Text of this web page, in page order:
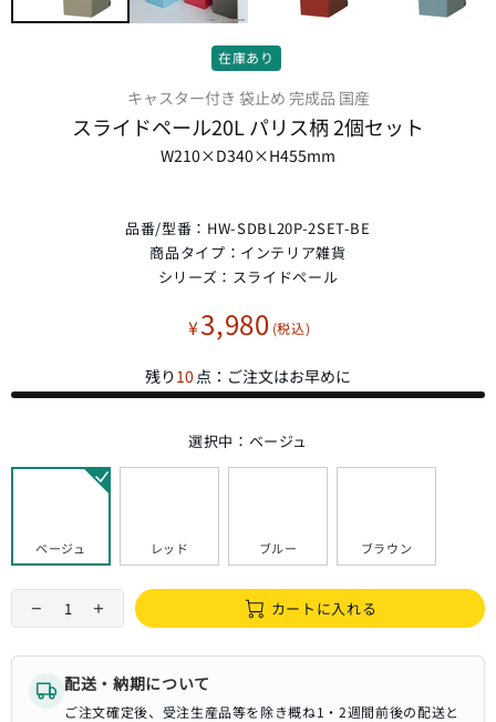
在庫あり
キャスター付き 袋止め 完成品 国産
スライドペール20L パリス柄 2個セット
W210×D340×H455mm
品番/型番： HW-SDBL20P-2SET-BE
商品タイプ： インテリア雑貨
シリーズ： スライドペール
¥3,980
残り 10 点：ご注文はお早めに
選択中： ベージュ
ベージュ レッド ブルー ブラウン
カートに入れる
配送・納期について
ご注文確定後、受注生産品等を除き概ね1・2週間前後の配送と